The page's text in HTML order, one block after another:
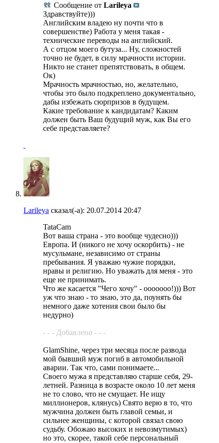
Сообщение от Larileya
Здравствуйте)))
Английским владею ну почти что в
совершенстве) Работа у меня такая -
технические переводы на английский.
А с отцом моего бутуза... Ну, сложностей
точно не будет, в силу мрачности истории.
Никто не станет препятствовать, в общем.
Ок)
Мрачность мрачностью, но, желательно,
чтобы это было подкреплено документально,
дабы избежать сюрпризов в будущем.
Какие требование к кандидатам? Каким
должен быть Ваш будущий муж, как Вы его
себе представляете?
Larileya сказал(-а): 20.07.2014 20:47
TataCam
Вот ваша страна - это вообще чудесно)))
Европа. И (никого не хочу оскорбить) - не
мусульмане, независимо от страны
пребывания. Я уважаю чужие порядки,
нравы и религию. Но уважать для меня - это
еще не принимать.
Что же касается "Чего хочу" - ооооооо!))) Вот
уж что знаю - то знаю, это да, поунять бы
немного даже хотения свои было бы
недурно)
- - - Добавлено - - -
GlamShine, через три месяца после развода
мой бывший муж погиб в автомобильной
аварии. Так что, сами понимаете...
Своего мужа я представляю старше себя, 29-
летней. Разница в возрасте около 10 лет меня
не то слово, что не смущает. Не ищу
миллионеров, клянусь) Свято верю в то, что
мужчина должен быть главой семьи, и
сильнее женщины, с которой связал свою
судьбу. Обожаю высоких и невозмутимых)
но это, скорее, такой себе персональный